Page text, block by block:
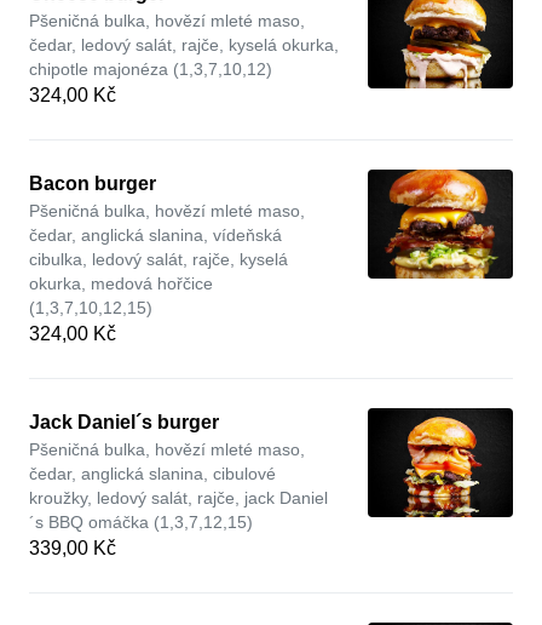
Pšeničná bulka, hovězí mleté maso,
čedar, ledový salát, rajče, kyselá okurka,
chipotle majonéza (1,3,7,10,12)
324,00 Kč
Bacon burger
Pšeničná bulka, hovězí mleté maso,
čedar, anglická slanina, vídeňská
cibulka, ledový salát, rajče, kyselá
okurka, medová hořčice
(1,3,7,10,12,15)
324,00 Kč
Jack Daniel´s burger
Pšeničná bulka, hovězí mleté maso,
čedar, anglická slanina, cibulové
kroužky, ledový salát, rajče, jack Daniel
´s BBQ omáčka (1,3,7,12,15)
339,00 Kč